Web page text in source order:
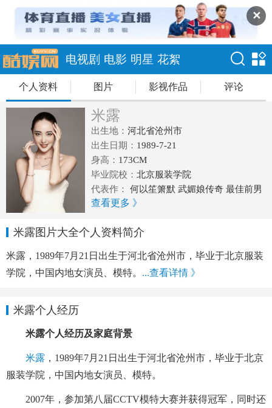
✕
电视剧 电影 明星 花絮
个人资料 图片 影视作品 评论
米露
出生地： 河北省沧州市
出生日期： 1989-7-21
身高： 173CM
毕业院校： 北京服装学院
代表作：
何以笙箫默 武媚娘传奇 最佳前男
友 二胎时代
查看更多 》
米露图片大全个人资料简介
米露，1989年7月21日出生于河北省沧州市，毕业于北京服装
学院，中国内地女演员、模特。 ...查看详情 》
米露个人经历
米露个人经历及家庭背景
米露 ，1989年7月21日出生于河北省沧州市，毕业于北京
服装学院，中国内地女演员、模特。
2007年，参加第八届CCTV模特大赛并获得冠军，同时还